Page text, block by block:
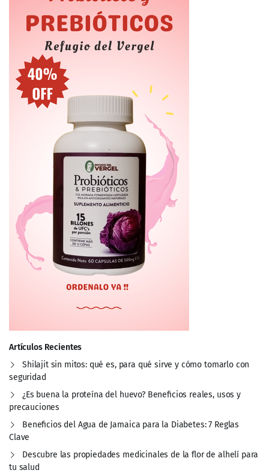
Artículos Recientes
Shilajit sin mitos: qué es, para qué sirve y cómo tomarlo con
seguridad
¿Es buena la proteína del huevo? Beneficios reales, usos y
precauciones
Beneficios del Agua de Jamaica para la Diabetes: 7 Reglas
Clave
Descubre las propiedades medicinales de la flor de alhelí para
tu salud